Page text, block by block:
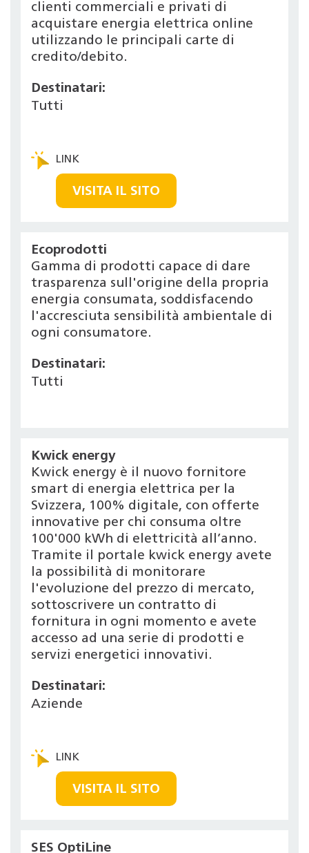
clienti commerciali e privati di
acquistare energia elettrica online
utilizzando le principali carte di
credito/debito.
Destinatari:
Tutti
VISITA IL SITO
Ecoprodotti
Gamma di prodotti capace di dare
trasparenza sull'origine della propria
energia consumata, soddisfacendo
l'accresciuta sensibilità ambientale di
ogni consumatore.
Destinatari:
Tutti
Kwick energy
Kwick energy è il nuovo fornitore
smart di energia elettrica per la
Svizzera, 100% digitale, con offerte
innovative per chi consuma oltre
100'000 kWh di elettricità all’anno.
Tramite il portale kwick energy avete
la possibilità di monitorare
l'evoluzione del prezzo di mercato,
sottoscrivere un contratto di
fornitura in ogni momento e avete
accesso ad una serie di prodotti e
servizi energetici innovativi.
Destinatari:
Aziende
VISITA IL SITO
SES OptiLine